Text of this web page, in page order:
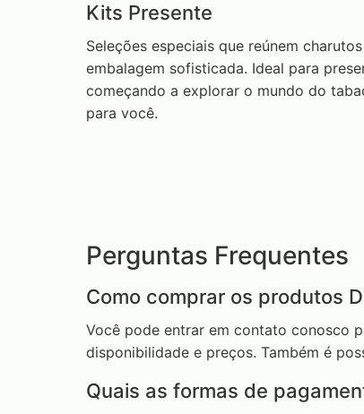
Kits Presente
Seleções especiais que reúnem
embalagem sofisticada. Ideal para
começando a explorar o mundo do
para você.
Perguntas Frequentes
Como comprar os produtos
Você pode entrar em contato conosco
disponibilidade e preços. Também é
Quais as formas de